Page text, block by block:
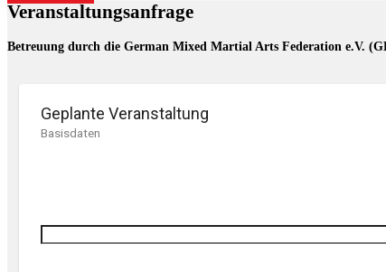
Veranstaltungsanfrage
Betreuung durch die German Mixed Martial Arts Federation e.V.
Geplante Veranstaltung
Basisdaten